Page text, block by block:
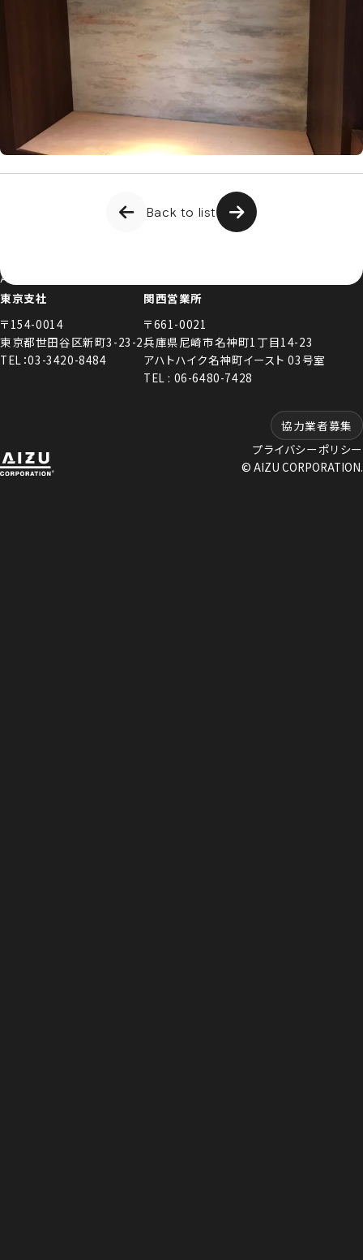
Back to list
CONTACT
まずは相談からでも、お気軽にお問い合
Let's Connect !
ADDRESS
東京支社
〒154-0014
東京都世田谷区新町3-23-2
TEL：03-3420-8484
関西営業所
〒661-0021
兵庫県尼崎市名神町1丁目14-23
アハトハイク名神町イースト 03号室
TEL : 06-6480-7428
協力業者募集
プライバシーポリシー
© AIZU CORPORATION.